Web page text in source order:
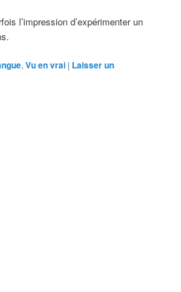
l’impression d’expérimenter un
,Vu en vrai | Laisser un